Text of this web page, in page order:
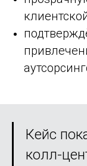
Кейс
колл-